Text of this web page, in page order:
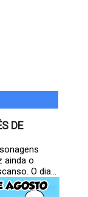
DE
ainda o
O dia...